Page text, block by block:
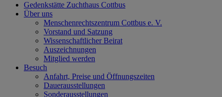
Gedenkstätte Zuchthaus Cottbus
Über uns
Menschenrechtszentrum Cottbus e. V.
Vorstand und Satzung
Wissenschaftlicher Beirat
Auszeichnungen
Mitglied werden
Besuch
Anfahrt, Preise und Öffnungszeiten
Dauerausstellungen
Sonderausstellungen